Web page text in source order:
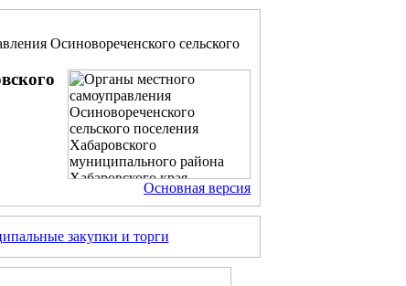
Осиновореченского сельского
Основная версия
закупки и торги